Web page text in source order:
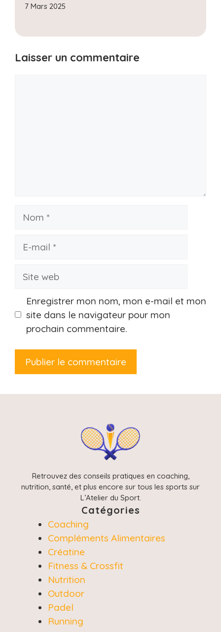
7 Mars 2025
Laisser un commentaire
Enregistrer mon nom, mon e-mail et mon
site dans le navigateur pour mon
prochain commentaire.
Retrouvez des conseils pratiques en coaching,
nutrition, santé, et plus encore sur tous les sports sur
L’Atelier du Sport.
Catégories
Coaching
Compléments Alimentaires
Créatine
Fitness & Crossfit
Nutrition
Outdoor
Padel
Running